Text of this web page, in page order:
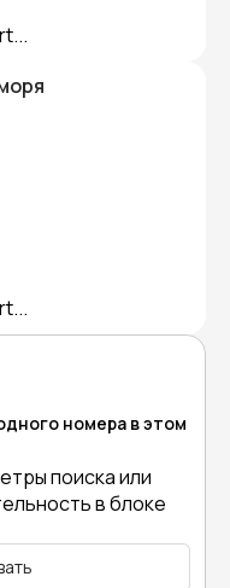
номера в этом
поиска или
в блоке